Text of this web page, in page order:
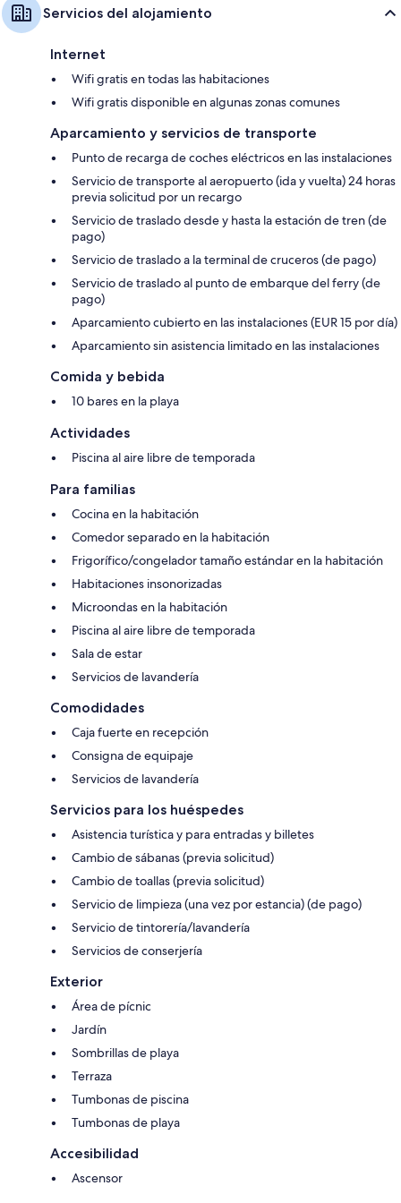
Servicios del alojamiento
Internet
Wifi gratis en todas las habitaciones
Wifi gratis disponible en algunas zonas comunes
Aparcamiento y servicios de transporte
Punto de recarga de coches eléctricos en las instalaciones
Servicio de transporte al aeropuerto (ida y vuelta) 24 horas
previa solicitud por un recargo
Servicio de traslado desde y hasta la estación de tren (de
pago)
Servicio de traslado a la terminal de cruceros (de pago)
Servicio de traslado al punto de embarque del ferry (de
pago)
Aparcamiento cubierto en las instalaciones (EUR 15 por día)
Aparcamiento sin asistencia limitado en las instalaciones
Comida y bebida
10 bares en la playa
Actividades
Piscina al aire libre de temporada
Para familias
Cocina en la habitación
Comedor separado en la habitación
Frigorífico/congelador tamaño estándar en la habitación
Habitaciones insonorizadas
Microondas en la habitación
Piscina al aire libre de temporada
Sala de estar
Servicios de lavandería
Comodidades
Caja fuerte en recepción
Consigna de equipaje
Servicios de lavandería
Servicios para los huéspedes
Asistencia turística y para entradas y billetes
Cambio de sábanas (previa solicitud)
Cambio de toallas (previa solicitud)
Servicio de limpieza (una vez por estancia) (de pago)
Servicio de tintorería/lavandería
Servicios de conserjería
Exterior
Área de pícnic
Jardín
Sombrillas de playa
Terraza
Tumbonas de piscina
Tumbonas de playa
Accesibilidad
Ascensor